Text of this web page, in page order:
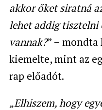
akkor őket siratná
lehet addig tisztelni
vannak?” – mondta
kiemelte, mint az
rap előadót.
„Elhiszem, hogy